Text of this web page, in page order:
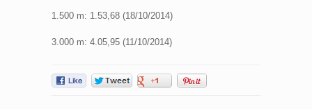
1.500 m: 1.53,68 (18/10/2014)
3.000 m: 4.05,95 (11/10/2014)